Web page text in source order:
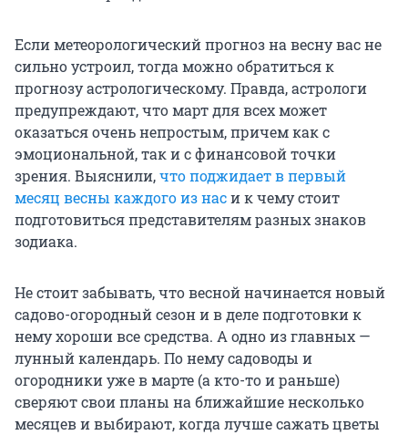
Если метеорологический прогноз на весну вас не
сильно устроил, тогда можно обратиться к
прогнозу астрологическому. Правда, астрологи
предупреждают, что март для всех может
оказаться очень непростым, причем как с
эмоциональной, так и с финансовой точки
зрения. Выяснили,что поджидает в первый
месяц весны каждого из наси к чему стоит
подготовиться представителям разных знаков
зодиака.
Не стоит забывать, что весной начинается новый
садово-огородный сезон и в деле подготовки к
нему хороши все средства. А одно из главных —
лунный календарь. По нему садоводы и
огородники уже в марте (а кто-то и раньше)
сверяют свои планы на ближайшие несколько
месяцев и выбирают, когда лучше сажать цветы